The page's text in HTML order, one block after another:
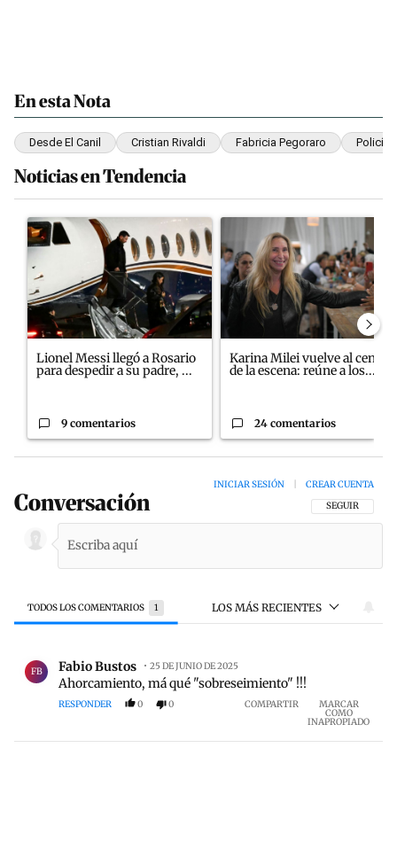
En esta Nota
Desde El Canil Cristian Rivaldi Fabricia Pegoraro Policía
Noticias en Tendencia
Este listado muestra los artículos con más comentarios en los
Un artículo de tendencia con el título "Lionel Messi llegó a
Lionel Messi llegó a Rosario
para despedir a su padre, ...
9 comentarios
Un artículo de tendencia con
Karina Milei vuelve al centro
de la escena: reúne a los...
24 comentarios
Conversación SIGA ESTA
SEGUIR
INICIAR SESIÓN CREAR CUENTA
TODOS LOS COMENTARIOS 1 LOS MÁS RECIENTES
Todos los comentarios
FB Fabio Bustos 25 DE JUNIO DE 2025
Ahorcamiento, má qué "sobreseimiento" !!!
RESPONDER 0 0 COMPARTIR MARCAR
COMO
INAPROPIADO